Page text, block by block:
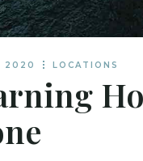
2020 LOCATIONS